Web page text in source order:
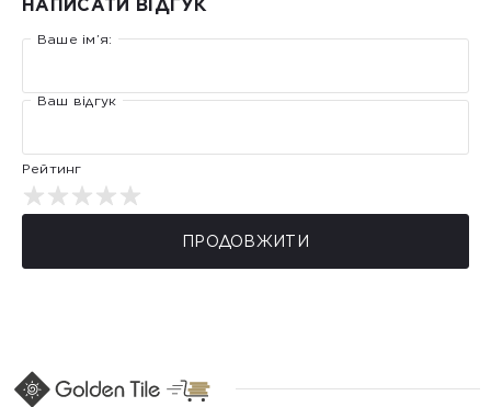
НАПИСАТИ ВІДГУК
Ваше ім’я:
Ваш відгук
Рейтинг
ПРОДОВЖИТИ